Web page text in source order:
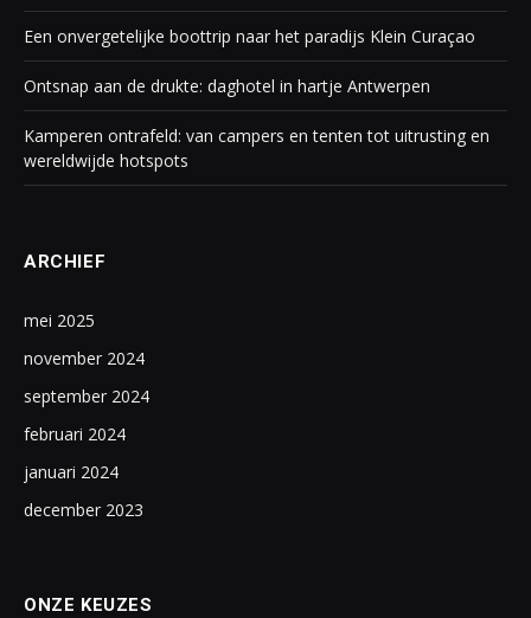
Een onvergetelijke boottrip naar het paradijs Klein Curaçao
Ontsnap aan de drukte: daghotel in hartje Antwerpen
Kamperen ontrafeld: van campers en tenten tot uitrusting en
wereldwijde hotspots
ARCHIEF
mei 2025
november 2024
september 2024
februari 2024
januari 2024
december 2023
ONZE KEUZES